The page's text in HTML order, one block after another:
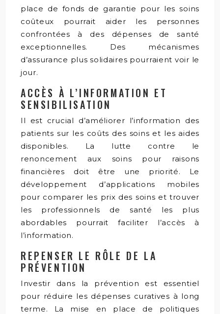
place de fonds de garantie pour les soins
coûteux pourrait aider les personnes
confrontées à des dépenses de santé
exceptionnelles. Des mécanismes
d’assurance plus solidaires pourraient voir le
jour.
ACCÈS À L’INFORMATION ET
SENSIBILISATION
Il est crucial d’améliorer l’information des
patients sur les coûts des soins et les aides
disponibles. La lutte contre le
renoncement aux soins pour raisons
financières doit être une priorité. Le
développement d’applications mobiles
pour comparer les prix des soins et trouver
les professionnels de santé les plus
abordables pourrait faciliter l’accès à
l’information.
REPENSER LE RÔLE DE LA
PRÉVENTION
Investir dans la prévention est essentiel
pour réduire les dépenses curatives à long
terme. La mise en place de politiques